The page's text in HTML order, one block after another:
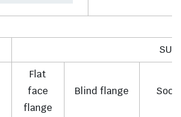
SUS
Flat
face
flange
Blind flange